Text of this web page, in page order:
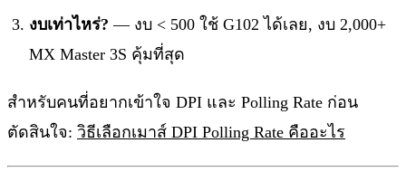
งบเท่าไหร่? — งบ < 500 ใช้ G102 ได้เลย, งบ 2,000+
MX Master 3S คุ้มที่สุด
สำหรับคนที่อยากเข้าใจ DPI และ Polling Rate ก่อน
ตัดสินใจ: วิธีเลือกเมาส์ DPI Polling Rate คืออะไร